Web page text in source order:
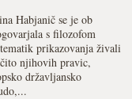
Habjanič se je ob
s filozofom
prikazovanja živali
njihovih pravic,
državljansko